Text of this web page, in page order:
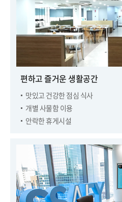
편하고 즐거운 생활공간
맛있고 건강한 점심 식사
개별 사물함 이용
안락한 휴게시설